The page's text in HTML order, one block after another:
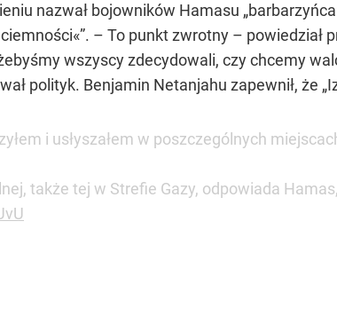
nazwał bojowników Hamasu
– To punkt zwrotny – powiedział
wszyscy zdecydowali, czy chcemy
polityk. Benjamin Netanjahu zapewnił, że
i usłyszałem w poszczególnych
także tej w Strefie Gazy, odpowiada